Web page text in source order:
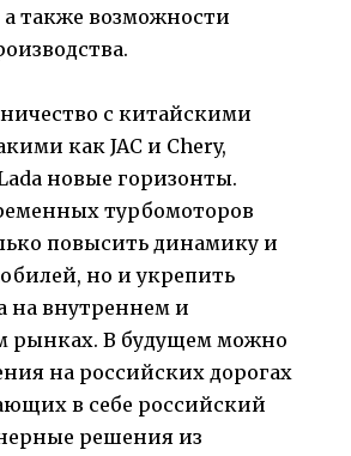
а также возможности
с китайскими
как JAC и Chery,
новые горизонты.
турбомоторов
повысить динамику и
но и укрепить
на внутреннем и
рынках. В будущем можно
на российских дорогах
в себе российский
решения из